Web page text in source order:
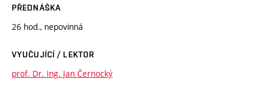
PŘEDNÁŠKA
26 hod., nepovinná
VYUČUJÍCÍ / LEKTOR
prof. Dr. Ing. Jan Černocký